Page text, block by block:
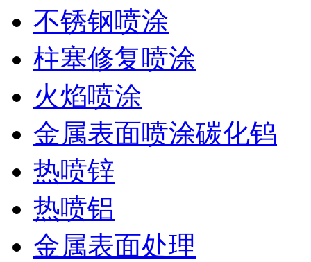
不锈钢喷涂
柱塞修复喷涂
火焰喷涂
金属表面喷涂碳化钨
热喷锌
热喷铝
金属表面处理